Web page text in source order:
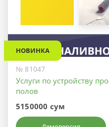
НОВИНКА
№ 81047
Услуги по устройству
полов
5150000 сум